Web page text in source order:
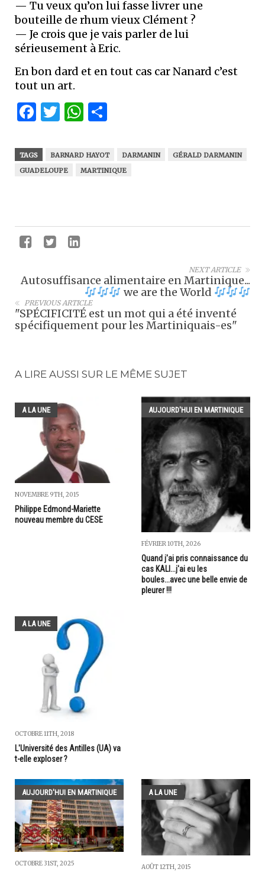
— Tu veux qu’on lui fasse livrer une
bouteille de rhum vieux Clément ?
— Je crois que je vais parler de lui
sérieusement à Eric.
En bon dard et en tout cas car Nanard c’est
tout un art.
Facebook
Twitter
WhatsApp
TAGS BARNARD HAYOT DARMANIN
GÉRALD DARMANIN
GUADELOUPE
MARTINIQUE
NEXT ARTICLE
Autosuffisance alimentaire en Martinique...
we are the World
PREVIOUS ARTICLE
"SPÉCIFICITÉ est un mot qui a été inventé
spécifiquement pour les Martiniquais-es"
A LIRE AUSSI SUR LE MÊME SUJET
A LA UNE
NOVEMBRE 9TH, 2015
Philippe Edmond-Mariette
nouveau membre du CESE
AUJOURD'HUI EN MARTINIQUE
FÉVRIER 10TH, 2026
Quand j'ai pris connaissance du
cas KALI...j'ai eu les
boules...avec une belle envie de
pleurer !!!
A LA UNE
OCTOBRE 11TH, 2018
L'Université des Antilles (UA) va
t-elle exploser ?
AUJOURD'HUI EN MARTINIQUE
OCTOBRE 31ST, 2025
A LA UNE
AOÛT 12TH, 2015